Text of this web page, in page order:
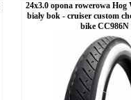
24x3.0 opona rowerowa
biały bok - cruiser custom
bike CC986N